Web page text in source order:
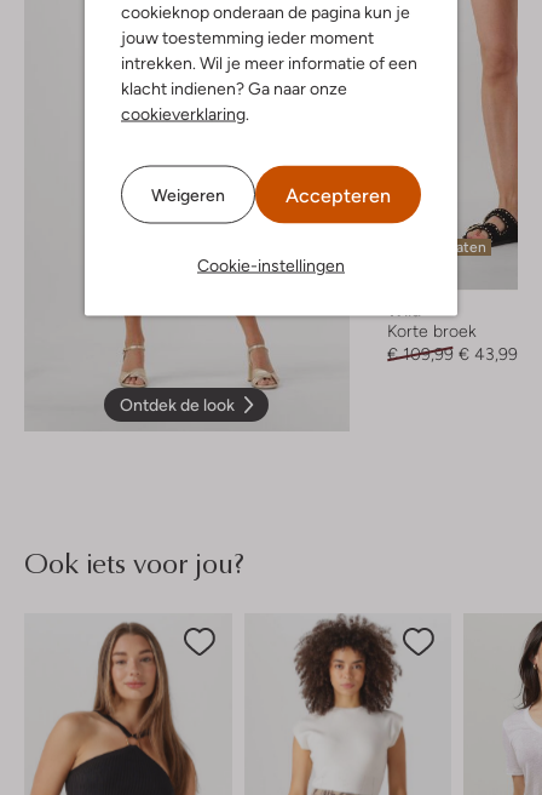
cookieknop onderaan de pagina kun je
jouw toestemming ieder moment
intrekken. Wil je meer informatie of een
klacht indienen? Ga naar onze
cookieverklaring.
Weigeren Accepteren
Cookie-instellingen
Ontdek de look
Laatste maten
Korte broek
€ 109,99 € 43,99
Ook iets voor jou?